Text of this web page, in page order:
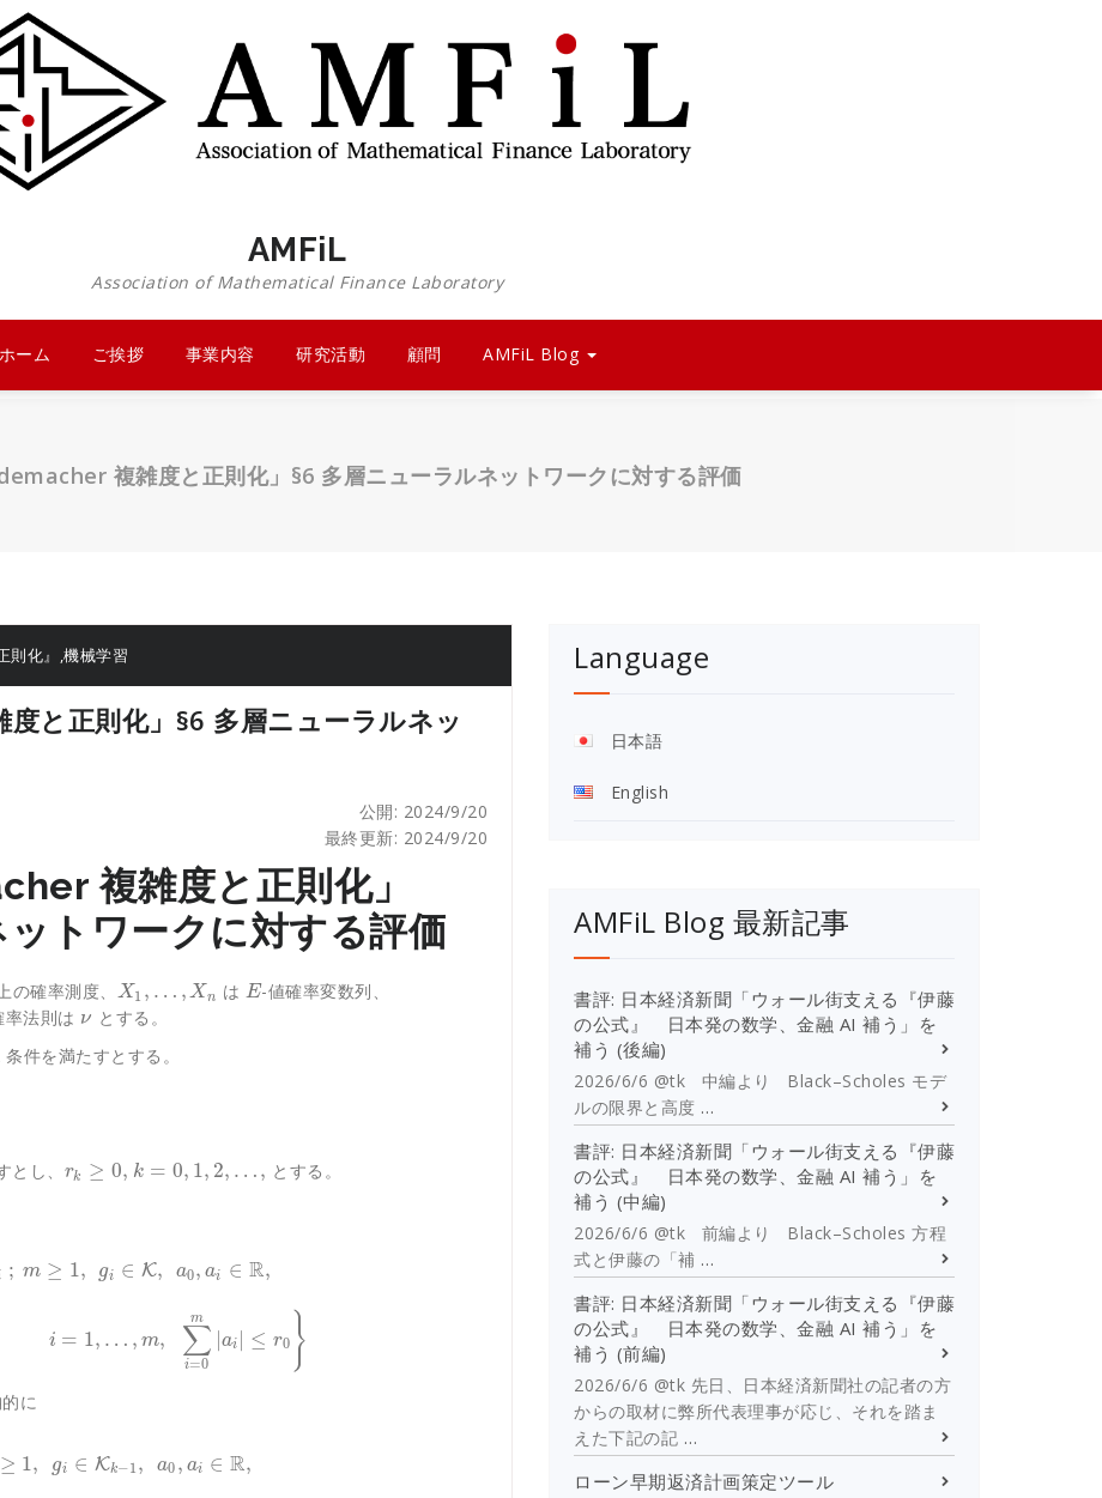
AMFiL
Association of Mathematical Finance Laboratory
ホーム ご挨拶 事業内容 研究活動 顧問 AMFiL Blog
複雑度と正則化」§6 多層ニューラルネットワークに対する評価
化』 ,機械学習
と正則化」§6 多層ニューラルネッ
公開: 2024/9/20
最終更新: 2024/9/20
複雑度と正則化」
トワークに対する評価
の確率測度、 X1 , … , Xn はE-値確率変数列、
率法則は ν とする。
件を満たすとする。
とし、 rk ≥ 0, k = 0, 1, 2, …, とする。
; m ≥ 1, gi ∈ K, a0, ai ∈ R,
i = 1, … , m, ∑
i=0
m
|ai | ≤ r0 }
に
≥ 1, gi ∈ Kk−1 , a0 , ai ∈ R,
Language
English
日本語
AMFiL Blog 最新記事
書評: 日本経済新聞「ウォール街支える『伊藤
の公式』 日本発の数学、金融 AI 補う」を
補う (後編)
2026/6/6 @tk 中編より Black–Scholes モデ
ルの限界と高度 …
書評: 日本経済新聞「ウォール街支える『伊藤
の公式』 日本発の数学、金融 AI 補う」を
補う (中編)
2026/6/6 @tk 前編より Black–Scholes 方程
式と伊藤の「補 …
書評: 日本経済新聞「ウォール街支える『伊藤
の公式』 日本発の数学、金融 AI 補う」を
補う (前編)
2026/6/6 @tk 先日、日本経済新聞社の記者の方
からの取材に弊所代表理事が応じ、それを踏ま
えた下記の記 …
ローン早期返済計画策定ツール